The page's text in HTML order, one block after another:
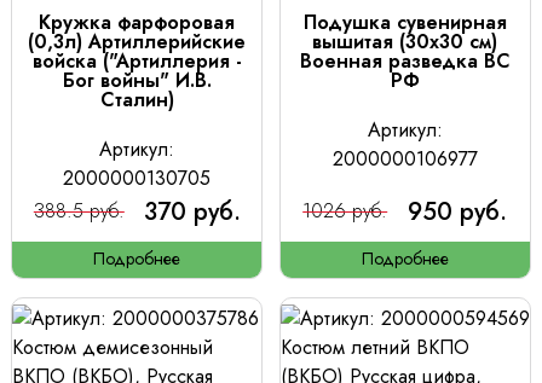
Кружка фарфоровая
(0,3л) Артиллерийские
войска ("Артиллерия -
Бог войны" И.В.
Сталин)
Артикул:
2000000130705
388.5 руб.
370 руб.
Подробнее
Подушка сувенирная
вышитая (30х30 см)
Военная разведка ВС
РФ
Артикул:
2000000106977
1026 руб.
950 руб.
Подробнее